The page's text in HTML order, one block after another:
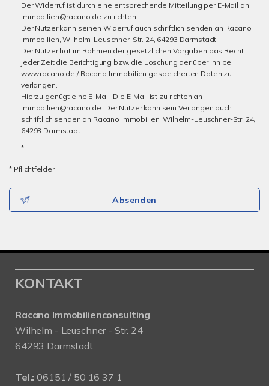
Der Widerruf ist durch eine entsprechende Mitteilung per E-Mail an
immobilien@racano.de zu richten.
Der Nutzer kann seinen Widerruf auch schriftlich senden an Racano
Immobilien, Wilhelm-Leuschner-Str. 24, 64293 Darmstadt.
Der Nutzer hat im Rahmen der gesetzlichen Vorgaben das Recht,
jeder Zeit die Berichtigung bzw. die Löschung der über ihn bei
www.racano.de / Racano Immobilien gespeicherten Daten zu
verlangen.
Hierzu genügt eine E-Mail. Die E-Mail ist zu richten an
immobilien@racano.de. Der Nutzer kann sein Verlangen auch
schriftlich senden an Racano Immobilien, Wilhelm-Leuschner-Str. 24,
64293 Darmstadt.
*
* Pflichtfelder
Absenden
KONTAKT
Racano Immobilienconsulting
Wilhelm - Leuschner - Str. 24
64293 Darmstadt
Tel.: 06151 / 50 16 37 1